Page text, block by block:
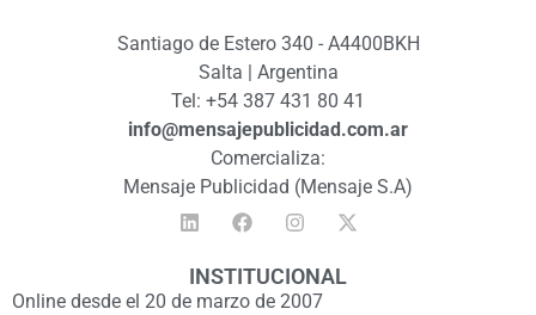
Santiago de Estero 340 - A4400BKH
Salta | Argentina
Tel: +54 387 431 80 41
info@mensajepublicidad.com.ar
Comercializa:
Mensaje Publicidad (Mensaje S.A)
INSTITUCIONAL
Online desde el 20 de marzo de 2007